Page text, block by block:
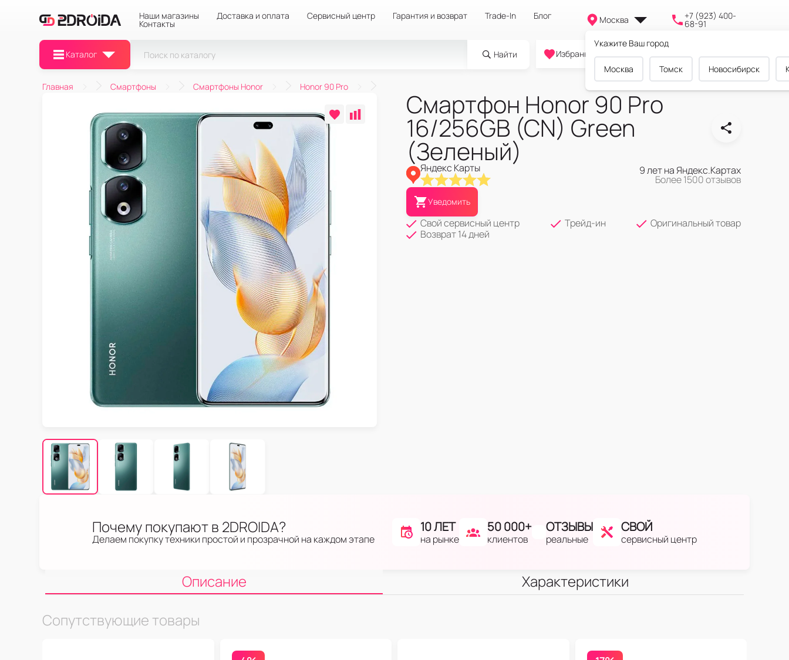
Наши магазины Доставка и оплата Сервисный центр Гарантия и возврат Trade-In Блог
Контакты Москва
Укажите Ваш город
Москва Томск Новосибирск
+7 (923) 400-
68-91
Каталог Найти
0
Избранное Cравнение Корзина
Главная Смартфоны Смартфоны Honor Honor 90 Pro
Смартфон Honor 90 Pro
16/256GB (CN) Green
(Зеленый)
Яндекс Карты 9 лет на Яндекс.Картах
Более 1500 отзывов
Уведомить
Свой сервисный центр Трейд-ин
Оригинальный товар
Возврат 14 дней
Почему покупают в 2DROIDA?
Делаем покупку техники простой и прозрачной на каждом этапе
10 ЛЕТ
на рынке
50 000+
клиентов
ОТЗЫВЫ
реальные
СВОЙ
сервисный центр
Описание
Характеристики
Сопутствующие товары